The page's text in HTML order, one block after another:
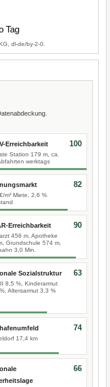
Tag
dl-de/by-2-0.
Erreichbarkeit
Station 179 m, ca.
werktags
100
m² Miete, 2,6 %
82
Erreichbarkeit
456 m, Apotheke
Grundschule 574 m,
3,0 Min.
90
Sozialstruktur
8,5 %, Kinderarmut
Altersarmut 3,3 %
63
17,4 km
74
66